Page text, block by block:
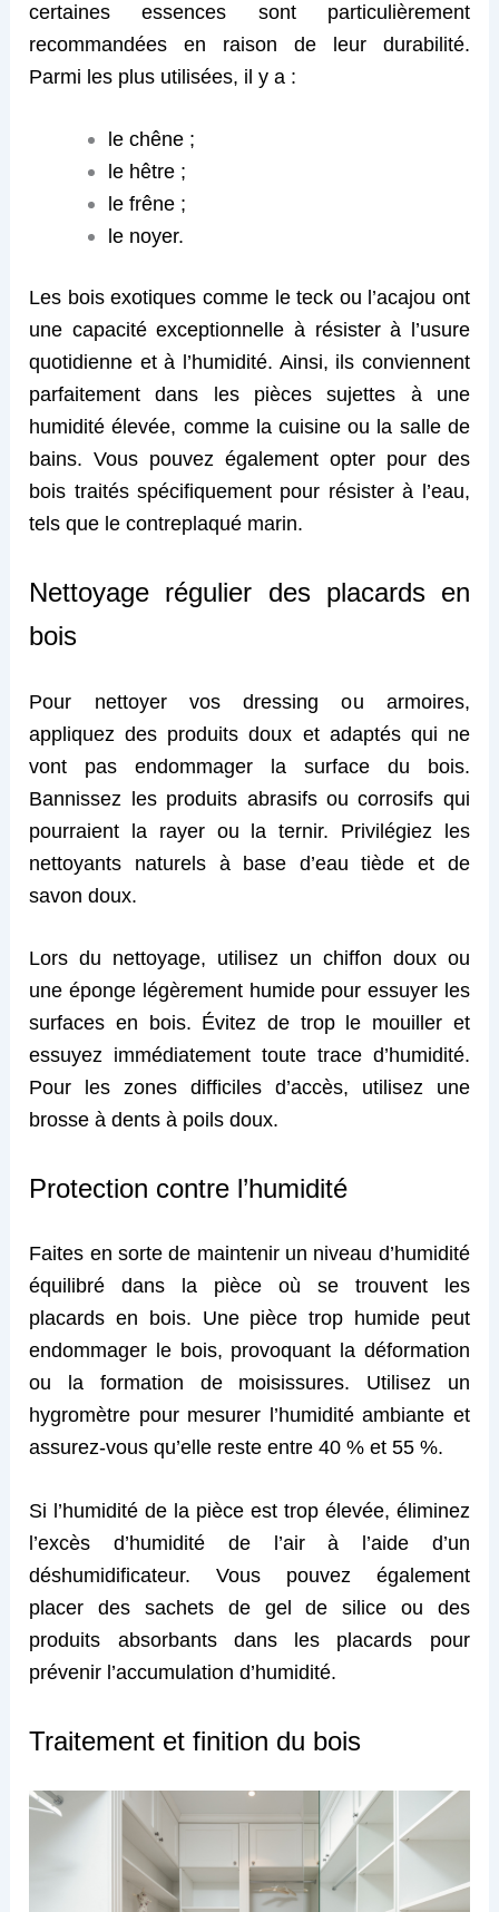
certaines essences sont particulièrement
recommandées en raison de leur durabilité.
Parmi les plus utilisées, il y a :
le chêne ;
le hêtre ;
le frêne ;
le noyer.
Les bois exotiques comme le teck ou l’acajou ont
une capacité exceptionnelle à résister à l’usure
quotidienne et à l’humidité. Ainsi, ils conviennent
parfaitement dans les pièces sujettes à une
humidité élevée, comme la cuisine ou la salle de
bains. Vous pouvez également opter pour des
bois traités spécifiquement pour résister à l’eau,
tels que le contreplaqué marin.
Nettoyage régulier des placards en
bois
Pour nettoyer vos dressing ou armoires,
appliquez des produits doux et adaptés qui ne
vont pas endommager la surface du bois.
Bannissez les produits abrasifs ou corrosifs qui
pourraient la rayer ou laternir. Privilégiez les
nettoyants naturels à base d’eau tiède et de
savon doux.
Lors du nettoyage, utilisez un chiffon doux ou
une éponge légèrement humide pour essuyer les
surfaces en bois. Évitez de trop le mouiller et
essuyez immédiatement toute trace d’humidité.
Pour les zones difficiles d’accès, utilisez une
brosse à dents à poils doux.
Protection contre l’humidité
Faites en sorte de maintenir un niveau d’humidité
équilibré dans la pièce où se trouvent les
placards en bois. Une pièce trop humide peut
endommager le bois, provoquant la déformation
ou la formation de moisissures. Utilisez un
hygromètre pour mesurer l’humidité ambiante et
assurez-vous qu’elle reste entre 40 % et 55 %.
Si l’humidité de la pièce est trop élevée, éliminez
l’excès d’humidité de l’air à l’aide d’un
déshumidificateur. Vous pouvez également
placer des sachets de gel de silice ou des
produits absorbants dans les placards pour
prévenir l’accumulation d’humidité.
Traitement et finition du bois